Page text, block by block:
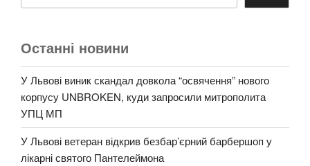
Останні новини
У Львові виник скандал довкола “освячення” нового
корпусу UNBROKEN, куди запросили митрополита
УПЦ МП
У Львові ветеран відкрив безбар’єрний барбершоп у
лікарні святого Пантелеймона